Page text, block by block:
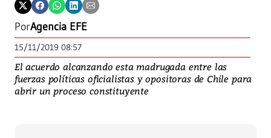
PorAgencia EFE
15/11/2019 08:57
El acuerdo alcanzando esta madrugada entre las
fuerzas políticas oficialistas y opositoras de Chile para
abrir un proceso constituyente